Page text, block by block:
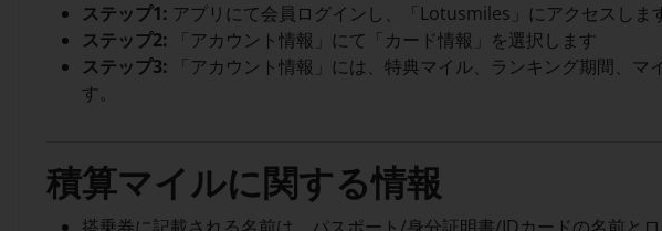
ステップ1: アプリにて会員ログインし、「Lotusmiles」にアクセスしま
ステップ2: 「アカウント情報」にて「カード情報」を選択します
ステップ3: 「アカウント情報」には、特典マイル、ランキング期間、
す。
積算マイルに関する情報